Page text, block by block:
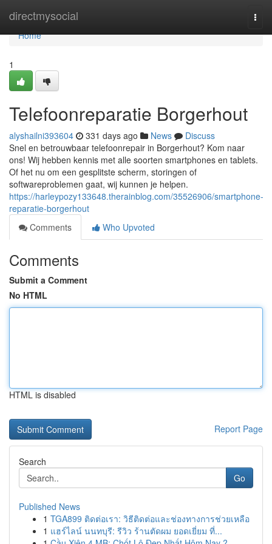
directmysocial
Home
Home
1
Telefoonreparatie Borgerhout
alyshailni393604 331 days ago News
Discuss
Snel en betrouwbaar telefoonrepair in Borgerhout? Kom naar
ons! Wij hebben kennis met alle soorten smartphones en tablets.
Of het nu om een gesplitste scherm, storingen of
softwareproblemen gaat, wij kunnen je helpen.
https://harleypozy133648.therainblog.com/35526906/smartphone-
reparatie-borgerhout
Comments
Who Upvoted
Comments
Submit a Comment
No HTML
HTML is disabled
Report Page
Search
Go
Published News
1 TGA899 ติดต่อเรา: วิธีติดต่อและช่องทางการช่วยเหลือ
1 แฮร์ไลน์ นนทบุรี: รีวิว ร้านตัดผม ยอดเยี่ยม ที่...